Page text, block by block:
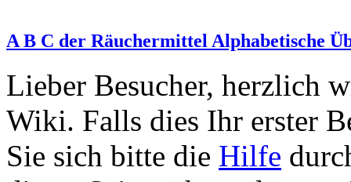
A B C der Räuchermittel Alphabetische
Lieber Besucher, herzlich
Wiki. Falls dies Ihr erster
Sie sich bitte die Hilfe